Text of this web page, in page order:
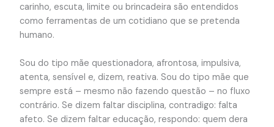
carinho, escuta, limite ou brincadeira são entendidos
como ferramentas de um cotidiano que se pretenda
humano.
Sou do tipo mãe questionadora, afrontosa, impulsiva,
atenta, sensível e, dizem, reativa. Sou do tipo mãe que
sempre está – mesmo não fazendo questão – no fluxo
contrário. Se dizem faltar disciplina, contradigo: falta
afeto. Se dizem faltar educação, respondo: quem dera